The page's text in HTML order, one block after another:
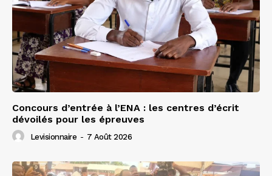
Concours d’entrée à l’ENA : les centres d’écrit
dévoilés pour les épreuves
Levisionnaire - 7 Août 2026